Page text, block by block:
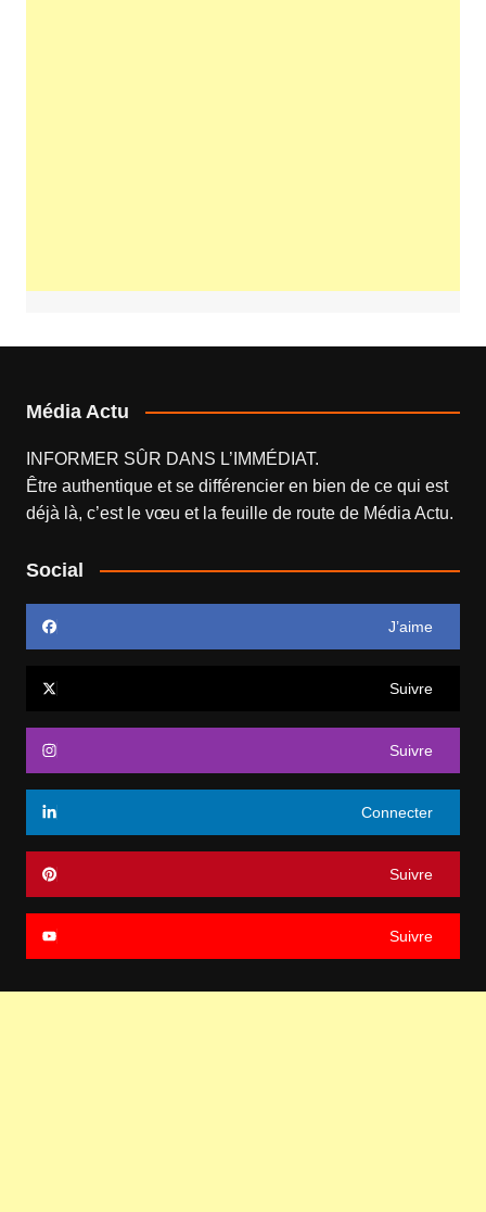
Média Actu
INFORMER SÛR DANS L’IMMÉDIAT.
Être authentique et se différencier en bien de ce qui est
déjà là, c’est le vœu et la feuille de route de Média Actu.
Social
J’aime
Suivre
Suivre
Connecter
Suivre
Suivre